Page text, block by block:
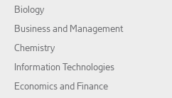
Biology
Business and Management
Chemistry
Information Technologies
Economics and Finance